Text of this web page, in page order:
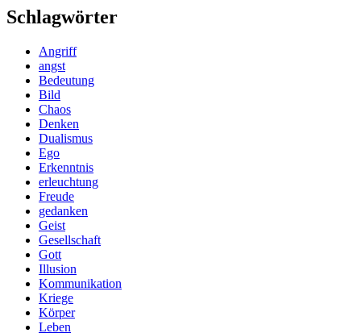
Schlagwörter
Angriff
angst
Bedeutung
Bild
Chaos
Denken
Dualismus
Ego
Erkenntnis
erleuchtung
Freude
gedanken
Geist
Gesellschaft
Gott
Illusion
Kommunikation
Kriege
Körper
Leben